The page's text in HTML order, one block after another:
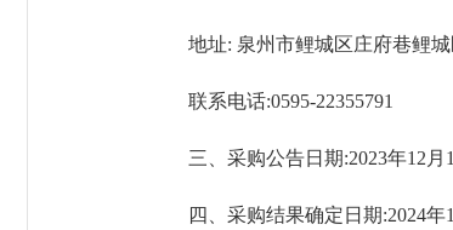
地址: 泉州市鲤城区庄府巷鲤城
联系电话:0595-22355791
三、采购公告日期:2023年12月
四、采购结果确定日期:2024年1